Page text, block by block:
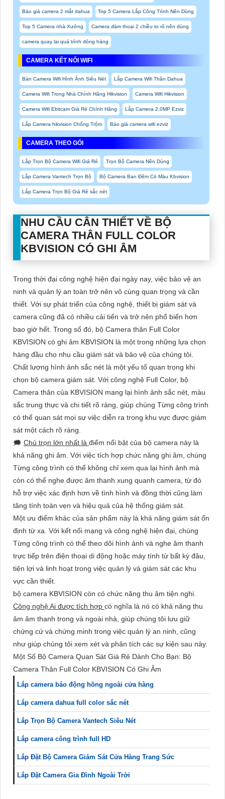
Báo giá camera 2 mắt dahua Top 5 Camera Lắp Công Trình Nên Dùng
Top 5 Camera nhà Xưởng Camera đàm thoại 2 chiều to rõ nên dùng
camera quay lại quá trình đóng hàng
CAMERA KẾT NỐI WIFI
Bán Camera Wifi Hình Ảnh Siêu Nét Lắp Camera Wifi Thân Dahua
Camera Wifi Trong Nhà Chính Hãng Hikvision Camera Wifi Hikvision
Camera Wifi Ebitcam Giá Rẻ Chính Hãng Lắp Camera 2.0MP Ezviz
Lắp Camera hikvision Chống Trộm Báo giá camera wifi ezviz
CAMERA THEO GÓI
Lắp Trọn Bộ Camera Wifi Giá Rẻ Trọn Bộ Camera Nên Dùng
Lắp Camera Vantech Trọn Bộ Bộ Camera Ban Đêm Có Màu Kbvision
Lắp Camera Trọn Bộ Giá Rẻ sắc nét
NHU CẦU CÂN THIẾT VỀ BỘ
CAMERA THÂN FULL COLOR
KBVISION CÓ GHI ÂM
Trong thời đại công nghệ hiện đại ngày nay, việc bảo vệ an
ninh và quản lý an toàn trở nên vô cùng quan trọng và cần
thiết. Với sự phát triển của công nghệ, thiết bị giám sát và
camera cũng đã có nhiều cải tiến và trở nên phổ biến hơn
bao giờ hết. Trong số đó, bộ Camera thân Full Color
KBVISION có ghi âm KBVISION là một trong những lựa chọn
hàng đầu cho nhu cầu giám sát và bảo vệ của chúng tôi.
Chất lượng hình ảnh sắc nét là một yếu tố quan trọng khi
chọn bộ camera giám sát. Với công nghệ Full Color, bộ
Camera thân của KBVISION mang lại hình ảnh sắc nét, màu
sắc trung thực và chi tiết rõ ràng, giúp chúng Từng công trình
có thể quan sát mọi sự việc diễn ra trong khu vực được giám
sát một cách rõ ràng.
🗯️ Chú trọn lớn nhất là điểm nổi bật của bộ camera này là
khả năng ghi âm. Với việc tích hợp chức năng ghi âm, chúng
Từng công trình có thể không chỉ xem qua lại hình ảnh mà
còn có thể nghe được âm thanh xung quanh camera, từ đó
hỗ trợ việc xác định hơn về tình hình và đồng thời cũng làm
tăng tính toàn vẹn và hiệu quả của hệ thống giám sát.
Một ưu điểm khác của sản phẩm này là khả năng giám sát ổn
định từ xa. Với kết nối mạng và công nghệ hiện đại, chúng
Từng công trình có thể theo dõi hình ảnh và nghe âm thanh
trực tiếp trên điện thoại di động hoặc máy tính từ bất kỳ đâu,
tiện lợi và linh hoạt trong việc quản lý và giám sát các khu
vực cần thiết.
bộ camera KBVISION còn có chức năng thu âm tiện nghi.
Công nghệ Ai được tích hợp có nghĩa là nó có khả năng thu
âm âm thanh trong và ngoài nhà, giúp chúng tôi lưu giữ
chứng cứ và chứng minh trong việc quản lý an ninh, cũng
như giúp chúng tôi xem xét và phân tích các sự kiện sau này.
Một Số Bộ Camera Quan Sát Giá Rẻ Dành Cho Bạn: Bộ
Camera Thân Full Color KBVISION Có Ghi Âm
Lắp camera báo động hồng ngoài cửa hàng
Lắp camera dahua full color sắc nét
Lắp Trọn Bộ Camera Vantech Siêu Nét
Lắp camera công trình full HD
Lắp Đặt Bộ Camera Giám Sát Cửa Hàng Trang Sức
Lắp Đặt Camera Gia Đình Ngoài Trời